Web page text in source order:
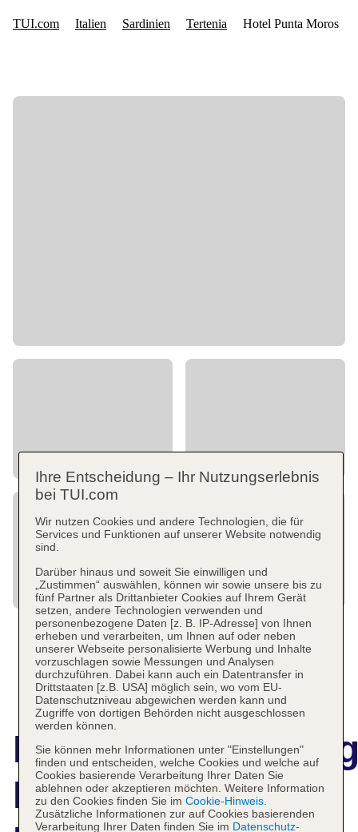
Hotel Punta
Ihre Entscheidung – Ihr Nutzungserlebnis
bei TUI.com
Wir nutzen Cookies und andere Technologien, die für
Services und Funktionen auf unserer Website notwendig
sind.
Darüber hinaus und soweit Sie einwilligen und
„Zustimmen“ auswählen, können wir sowie unsere bis zu
fünf Partner als Drittanbieter Cookies auf Ihrem Gerät
setzen, andere Technologien verwenden und
personenbezogene Daten [z. B. IP-Adresse] von Ihnen
erheben und verarbeiten, um Ihnen auf oder neben
unserer Webseite personalisierte Werbung und Inhalte
vorzuschlagen sowie Messungen und Analysen
durchzuführen. Dabei kann auch ein Datentransfer in
Drittstaaten [z.B. USA] möglich sein, wo vom EU-
Datenschutzniveau abgewichen werden kann und
Zugriffe von dortigen Behörden nicht ausgeschlossen
werden können.
Sie können mehr Informationen unter "Einstellungen"
finden und entscheiden, welche Cookies und welche auf
Cookies basierende Verarbeitung Ihrer Daten Sie
ablehnen oder akzeptieren möchten. Weitere Information
zu den Cookies finden Sie im Cookie-Hinweis.
Zusätzliche Informationen zur auf Cookies basierenden
Verarbeitung Ihrer Daten finden Sie im Datenschutz-